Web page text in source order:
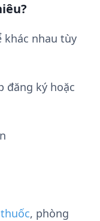
khác nhau tùy
đăng ký hoặc
, phòng